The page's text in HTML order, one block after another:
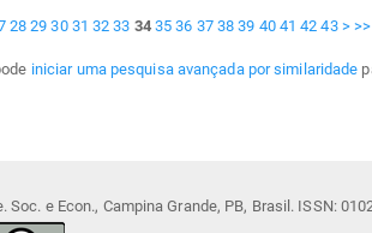
28 29 30 31 32 33 34 35 36 37 38 39 40 41 42 43 > >>
iniciar uma pesquisa avançada por similaridade
Soc. e Econ., Campina Grande, PB, Brasil. ISSN: